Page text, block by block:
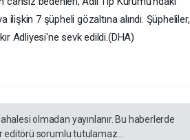
7 şüpheli gözaltına alındı. Şüpheliler,
Adliyesi'ne sevk edildi.(DHA)
olmadan yayınlanır. Bu haberlerde
sorumlu tutulamaz...